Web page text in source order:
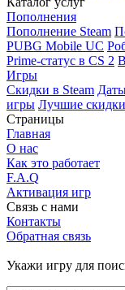
Пополнения
Пополнение Steam
PUBG Mobile UC
Prime-статус в CS 2
Игры
Скидки в Steam
игры Лучшие скидки
Страницы
Главная
О нас
Как это работает
F.A.Q
Активация игр
Связь с нами
Контакты
Обратная связь
Укажи игру для